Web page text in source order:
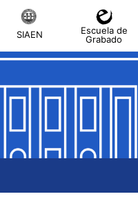
SIAEN
Escuela de
Grabado